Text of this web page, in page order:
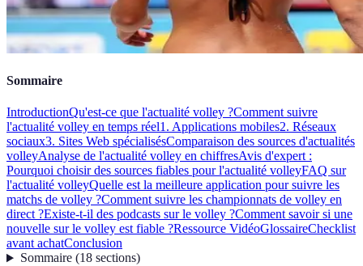
Sommaire
IntroductionQu'est-ce que l'actualité volley ?Comment suivre
l'actualité volley en temps réel1. Applications mobiles2. Réseaux
sociaux3. Sites Web spécialisésComparaison des sources d'actualités
volleyAnalyse de l'actualité volley en chiffresAvis d'expert :
Pourquoi choisir des sources fiables pour l'actualité volleyFAQ sur
l'actualité volleyQuelle est la meilleure application pour suivre les
matchs de volley ?Comment suivre les championnats de volley en
direct ?Existe-t-il des podcasts sur le volley ?Comment savoir si une
nouvelle sur le volley est fiable ?Ressource VidéoGlossaireChecklist
avant achatConclusion
Sommaire(18 sections)